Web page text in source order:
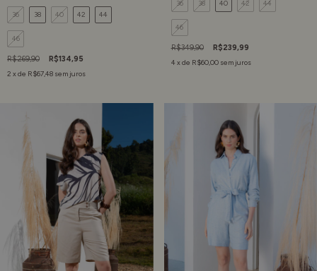
36 38 40 42 44
46
R$269,90
R$134,95
2 x de R$67,48 sem juros
36 38 40 42 44
46
R$349,90
R$239,99
4 x de R$60,00 sem juros